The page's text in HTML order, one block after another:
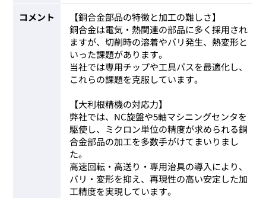
コメント
【銅合金部品の特徴と加工の難しさ】
銅合金は電気・熱関連の部品に多く採用され
ますが、切削時の溶着やバリ発生、熱変形と
いった課題があります。
当社では専用チップや工具パスを最適化し、
これらの課題を克服しています。
【大利根精機の対応力】
弊社では、NC旋盤や5軸マシニングセンタを
駆使し、ミクロン単位の精度が求められる銅
合金部品の加工を多数手がけてまいりまし
た。
高速回転・高送り・専用治具の導入により、
バリ・変形を抑え、再現性の高い安定した加
工精度を実現しています。